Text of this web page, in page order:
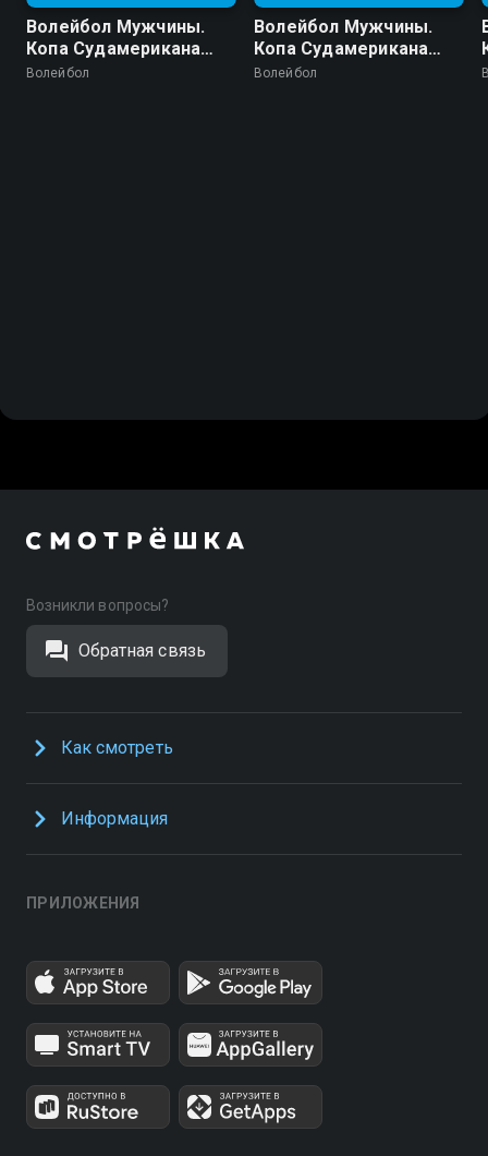
Волейбол Мужчины.
Копа Судамерикана
2026 (Кочабамба,
Волейбол
Волейбол Мужчины.
Копа Судамерикана
2026 (Кочабамба,
Волейбол
Возникли вопросы?
Обратная связь
Как смотреть
Информация
ПРИЛОЖЕНИЯ